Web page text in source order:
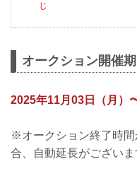
じ
オークション開催
2025年11月03日（月）
※オークション終了時
合、自動延長がございま